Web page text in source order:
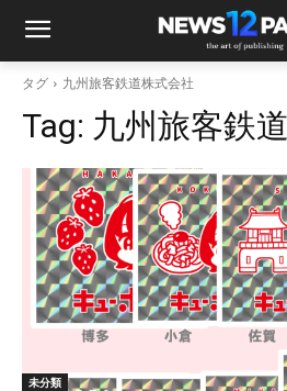
タグ 九州旅客鉄道株式会社
Tag: 九州旅客鉄
未分類